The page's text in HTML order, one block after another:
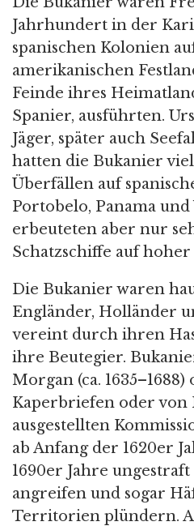
Jahrhundert in der
spanischen Kolonien
amerikanischen
Feinde ihres
Spanier, ausführten.
Jäger, später auch
hatten die Bukanier
Überfällen auf
Portobelo, Panama und
erbeuteten aber nur
Schatzschiffe auf hoher
Die Bukanier waren
Engländer, Holländer
vereint durch ihren
ihre Beutegier.
Morgan (ca.
Kaperbriefen oder
ausgestellten
ab Anfang der 1620er
1690er Jahre
angreifen und sogar
Territorien plündern.